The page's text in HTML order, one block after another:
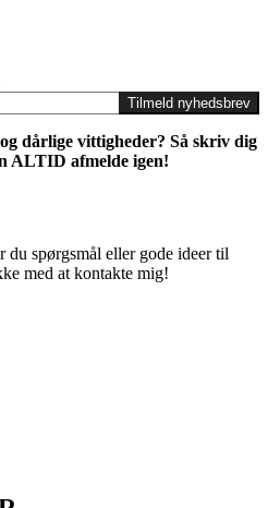
Tilmeld nyhedsbrev
dårlige vittigheder? Så skriv dig
ALTID afmelde igen!
spørgsmål eller gode ideer til
med at kontakte mig!